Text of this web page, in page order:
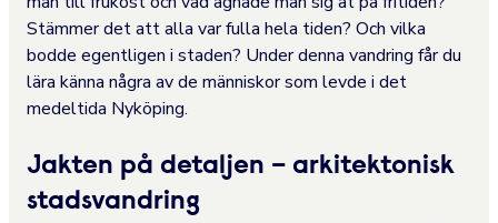
Stämmer det att alla var fulla hela tiden? Och vilka
bodde egentligen i staden? Under denna vandring får du
lära känna några av de människor som levde i det
medeltida Nyköping.
Jakten på detaljen – arkitektonisk
stadsvandring